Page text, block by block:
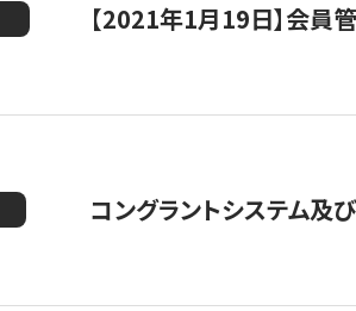
【2021年1月19日】会員
コングラントシステム及